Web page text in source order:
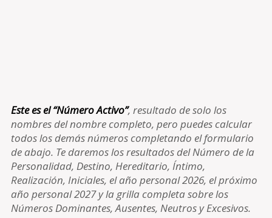
Este es el “Número Activo”, resultado de solo los
nombres del nombre completo, pero puedes calcular
todos los demás números completando el formulario
de abajo. Te daremos los resultados del Número de la
Personalidad, Destino, Hereditario, Íntimo,
Realización, Iniciales, el año personal 2026, el próximo
año personal 2027 y la grilla completa sobre los
Números Dominantes, Ausentes, Neutros y Excesivos.